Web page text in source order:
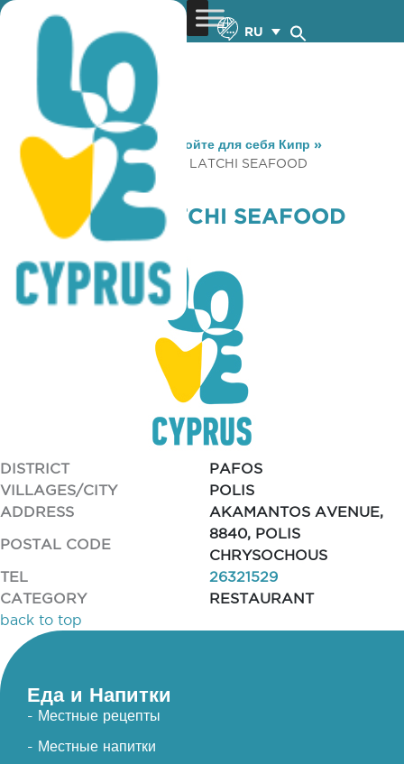
RU
You are here: Home »Откройте для себя Кипр »
Gastronomy
»
N. A. PORTO LATCHI SEAFOOD
RESTAURANT
N. A. PORTO LATCHI SEAFOOD
RESTAURANT
DISTRICT
PAFOS
VILLAGES/CITY
POLIS
ADDRESS
AKAMANTOS AVENUE,
POSTAL CODE
8840, POLIS
CHRYSOCHOUS
TEL
26321529
CATEGORY
RESTAURANT
back to top
Еда и Напитки
- Местные рецепты
- Местные напитки